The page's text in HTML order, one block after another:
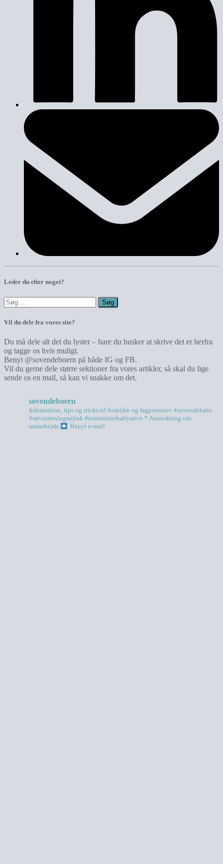
Leder du efter noget?
Søg
efter:
Vil du dele fra vores site?
Du må dele alt det du lyster – bare du husker at skrive det er herfra
og tagge os hvis muligt.
Benyt @sovendeboern på både IG og FB.
Vil du gerne dele større sektioner fra vores artikler, så skal du lige
sende os en mail, så kan vi snakke om det.
sovendeboern
Information, tips og tricks til forældre og fagpersoner. #sovendebørn
#søvntræningnejtak #normaliserbabysøvn * Anmodning om
samarbejde
Benyt e-mail